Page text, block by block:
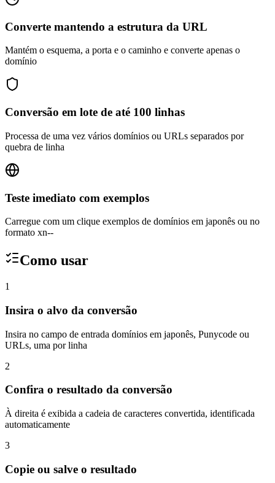
Converte mantendo a estrutura da URL
Mantém o esquema, a porta e o caminho e converte apenas o
domínio
Conversão em lote de até 100 linhas
Processa de uma vez vários domínios ou URLs separados por
quebra de linha
Teste imediato com exemplos
Carregue com um clique exemplos de domínios em japonês ou no
formato xn--
Como usar
1
Insira o alvo da conversão
Insira no campo de entrada domínios em japonês, Punycode ou
URLs, uma por linha
2
Confira o resultado da conversão
À direita é exibida a cadeia de caracteres convertida, identificada
automaticamente
3
Copie ou salve o resultado